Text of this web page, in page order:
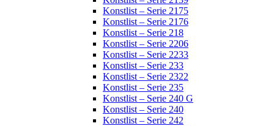
Konstlist – Serie 2175
Konstlist – Serie 2176
Konstlist – Serie 218
Konstlist – Serie 2206
Konstlist – Serie 2233
Konstlist – Serie 233
Konstlist – Serie 2322
Konstlist – Serie 235
Konstlist – Serie 240 G
Konstlist – Serie 240
Konstlist – Serie 242